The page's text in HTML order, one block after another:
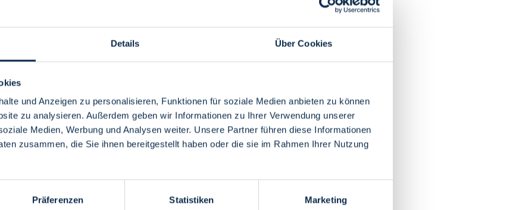
Details Über Cookies
und Anzeigen zu personalisieren, Funktionen für soziale Medien anbieten zu können
zu analysieren. Außerdem geben wir Informationen zu Ihrer Verwendung unserer
Medien, Werbung und Analysen weiter. Unsere Partner führen diese Informationen
zusammen, die Sie ihnen bereitgestellt haben oder die sie im Rahmen Ihrer Nutzung
Präferenzen Statistiken Marketing
Menü